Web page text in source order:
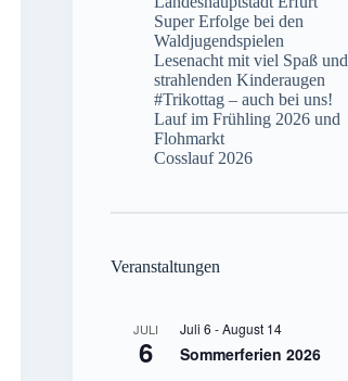
Super Erfolge bei den
Waldjugendspielen
Lesenacht mit viel Spaß und
strahlenden Kinderaugen
#Trikottag – auch bei uns!
Lauf im Frühling 2026 und
Flohmarkt
Cosslauf 2026
Veranstaltungen
JULI
6
Juli 6 -August 14
Sommerferien 2026